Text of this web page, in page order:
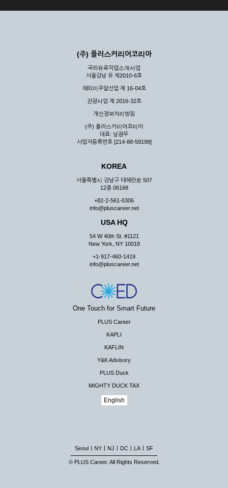
(주) 플러스커리어코리아
국외유료직업소개사업
서울강남 유 제2010-6호
해외이주알선업 제 16-04호
관광사업 제 2016-32호
개인정보처리방침
(주) 플러스커리어코리아
대표: 남광우
사업자등록번호 [214-88-59199]
KOREA
서울특별시 강남구 테헤란로 507
12층 06168
+82-2-561-6306
info@pluscareer.net
USA HQ
54 W 40th St. #1121
New York, NY 10018
+1-917-460-1419
info@pluscareer.net
One Touch for Smart Future
PLUS Career
KAPLI
KAFLIN
Y&K Advisory
PLUS Duck
MIGHTY DUCK TAX
English
Seoul NY NJ DC LA SF
© PLUS Career. All Rights Reserved.